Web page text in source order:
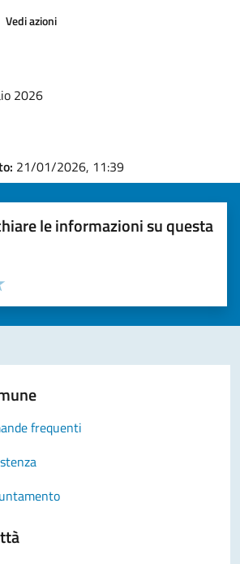
Vedi azioni
2026
21/01/2026, 11:39
le informazioni su questa
informazioni (da 1 a 5 stelle)
di stelle per valutare la chiarezza delle
5 stelle su 5
4 stelle su 5
su 5
su 5
frequenti